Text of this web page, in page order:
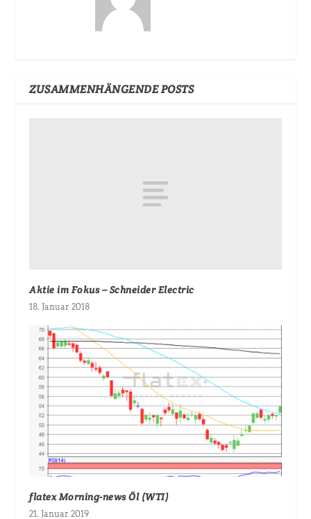
ZUSAMMENHÄNGENDE POSTS
Aktie im Fokus – Schneider Electric
18. Januar 2018
flatex Morning-news Öl (WTI)
21. Januar 2019